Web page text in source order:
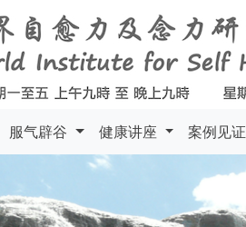
服气辟谷 健康讲座 案例见证